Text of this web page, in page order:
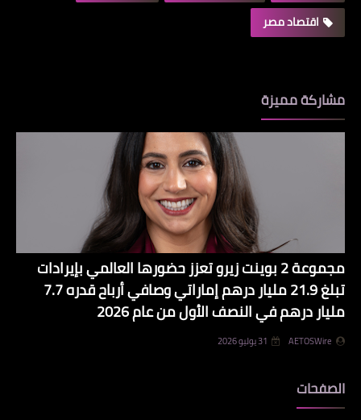
اقتصاد مصر
مشاركة مميزة
مجموعة 2 بوينت زيرو تعزز حضورها العالمي بإيرادات
تبلغ 21.9 مليار درهم إماراتي وصافي أرباح قدره 7.7
مليار درهم في النصف الأول من عام 2026
AETOSWire 31 يوليو 2026
الصفحات